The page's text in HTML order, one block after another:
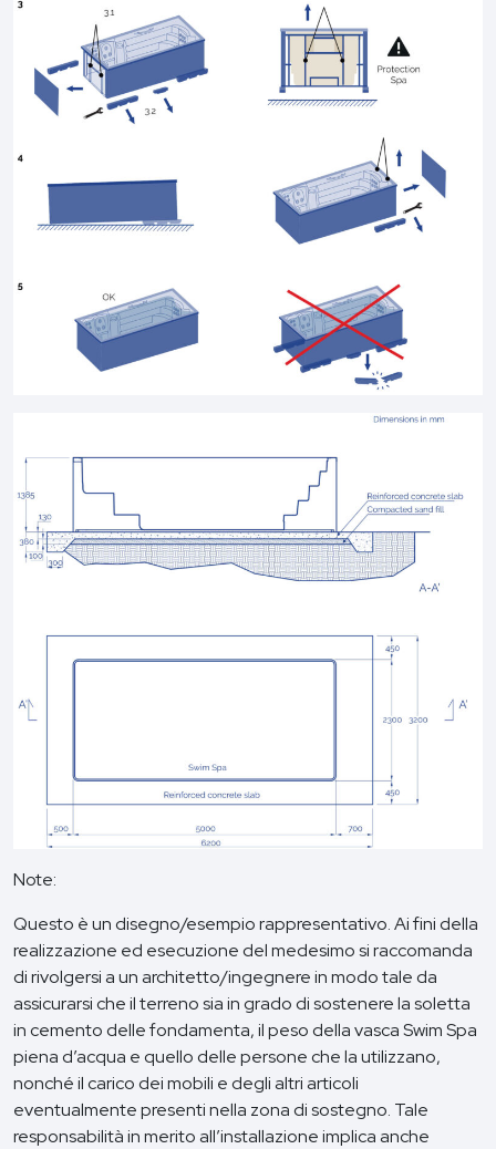
Note:
Questo è un disegno/esempio rappresentativo. Ai fini della
realizzazione ed esecuzione del medesimo si raccomanda
di rivolgersi a un architetto/ingegnere in modo tale da
assicurarsi che il terreno sia in grado di sostenere la soletta
in cemento delle fondamenta, il peso della vasca Swim Spa
piena d’acqua e quello delle persone che la utilizzano,
nonché il carico dei mobili e degli altri articoli
eventualmente presenti nella zona di sostegno. Tale
responsabilità in merito all’installazione implica anche